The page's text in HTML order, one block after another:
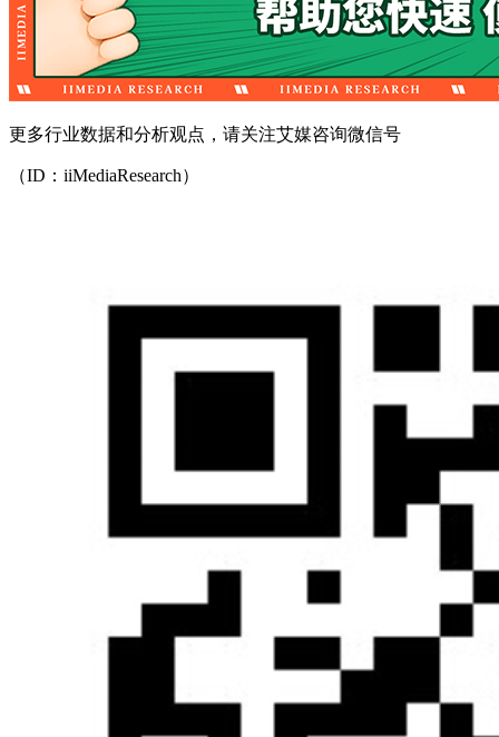
更多行业数据和分析观点，请关注艾媒咨询微信号
（ID：iiMediaResearch）